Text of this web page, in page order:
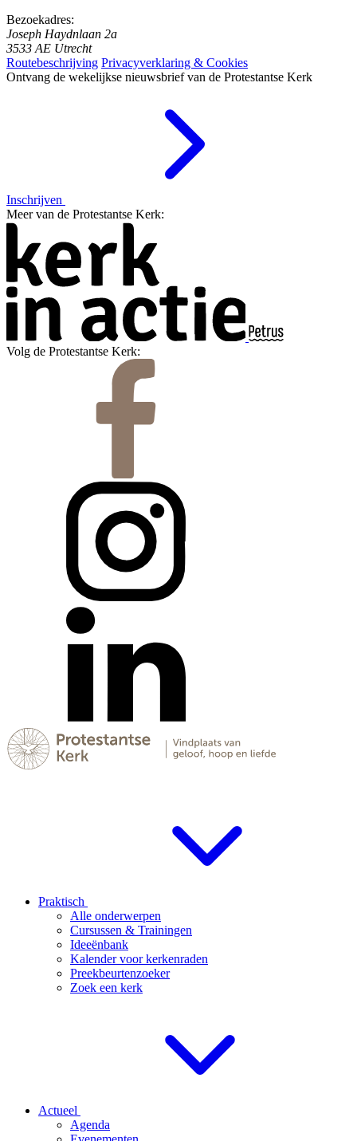
Bezoekadres:
Joseph Haydnlaan 2a
3533 AE Utrecht
Routebeschrijving Privacyverklaring & Cookies
Ontvang de wekelijkse nieuwsbrief van de Protestantse Kerk
Inschrijven
Meer van de Protestantse Kerk:
Volg de Protestantse Kerk:
Praktisch
Alle onderwerpen
Cursussen & Trainingen
Ideeënbank
Kalender voor kerkenraden
Preekbeurtenzoeker
Zoek een kerk
Actueel
Agenda